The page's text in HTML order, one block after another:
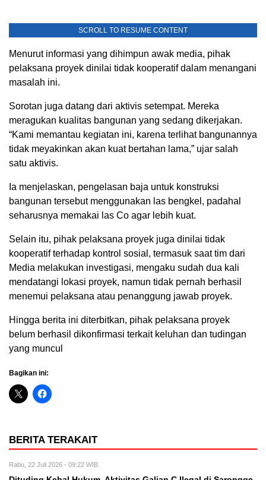
SCROLL TO RESUME CONTENT
Menurut informasi yang dihimpun awak media, pihak
pelaksana proyek dinilai tidak kooperatif dalam menangani
masalah ini.
Sorotan juga datang dari aktivis setempat. Mereka
meragukan kualitas bangunan yang sedang dikerjakan.
“Kami memantau kegiatan ini, karena terlihat bangunannya
tidak meyakinkan akan kuat bertahan lama,” ujar salah
satu aktivis.
Ia menjelaskan, pengelasan baja untuk konstruksi
bangunan tersebut menggunakan las bengkel, padahal
seharusnya memakai las Co agar lebih kuat.
Selain itu, pihak pelaksana proyek juga dinilai tidak
kooperatif terhadap kontrol sosial, termasuk saat tim dari
Media melakukan investigasi, mengaku sudah dua kali
mendatangi lokasi proyek, namun tidak pernah berhasil
menemui pelaksana atau penanggung jawab proyek.
Hingga berita ini diterbitkan, pihak pelaksana proyek
belum berhasil dikonfirmasi terkait keluhan dan tudingan
yang muncul
Bagikan ini:
BERITA TERAKAIT
Rabu, 22 Juli 2026 - 09:22 WIB